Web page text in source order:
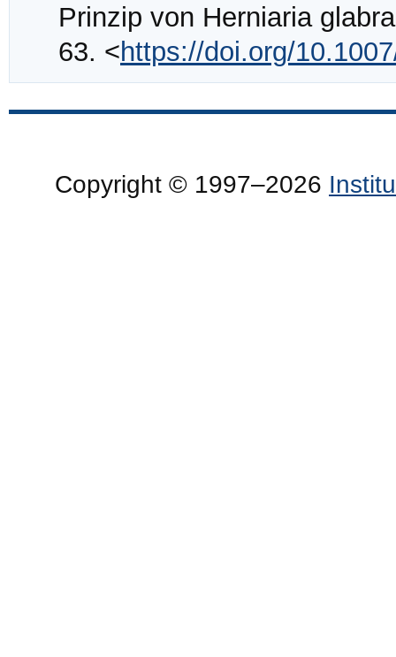
Prinzip von Herniaria
63. <https://doi.org/
Copyright © 1997–2026